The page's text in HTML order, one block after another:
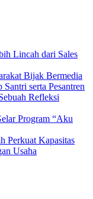
Lincah dari Sales
Bijak Bermedia
serta Pesantren
Refleksi
Program “Aku
Perkuat Kapasitas
Usaha